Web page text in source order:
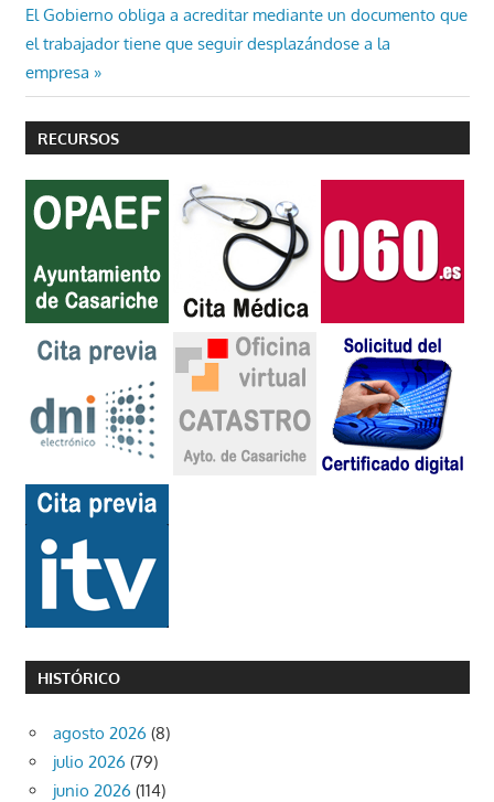
entradas
Entrada
siguiente:
El Gobierno obliga a acreditar mediante un documento que
el trabajador tiene que seguir desplazándose a la
empresa
RECURSOS
HISTÓRICO
agosto 2026 (8)
julio 2026 (79)
junio 2026 (114)